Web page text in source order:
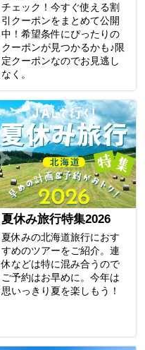
チェック！今すぐ使える割
引クーポンをまとめて公開
中！希望条件にぴったりの
クーポンが見つかるかも♪限
定クーポンなのでお見逃し
なく。
夏休み旅行特集2026
夏休みの北海道旅行におす
すめのツアーをご紹介。連
休などは特に混み合うので
ご予約はお早めに。今年は
思いっきり夏を楽しもう！